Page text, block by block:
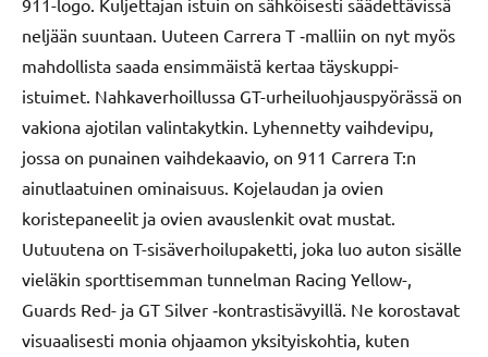
neljään suuntaan. Uuteen Carrera T ‑malliin on nyt myös
mahdollista saada ensimmäistä kertaa täyskuppi-
istuimet. Nahkaverhoillussa GT-urheiluohjauspyörässä on
vakiona ajotilan valintakytkin. Lyhennetty vaihdevipu,
jossa on punainen vaihdekaavio, on 911 Carrera T:n
ainutlaatuinen ominaisuus. Kojelaudan ja ovien
koristepaneelit ja ovien avauslenkit ovat mustat.
Uutuutena on T-sisäverhoilupaketti, joka luo auton sisälle
vieläkin sporttisemman tunnelman Racing Yellow-,
Guards Red- ja GT Silver ‑kontrastisävyillä. Ne korostavat
visuaalisesti monia ohjaamon yksityiskohtia, kuten